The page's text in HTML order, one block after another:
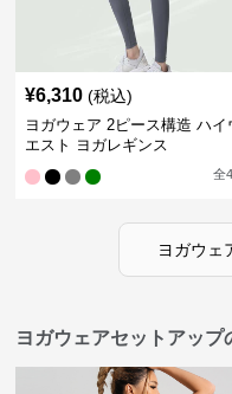
¥6,310 (税込)
ヨガウェア 2ピース構造 ハイ
エスト ヨガレギンス
全4
ヨガウェ
ヨガウェアセットアップ